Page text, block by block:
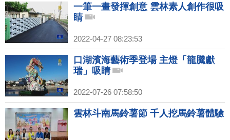
一筆一畫發揮創意 雲林素人創作很吸
睛
2022-04-27 08:23:53
口湖濱海藝術季登場 主燈「龍騰獻
瑞」吸睛
2022-07-26 07:58:50
雲林斗南馬鈴薯節 千人挖馬鈴薯體驗